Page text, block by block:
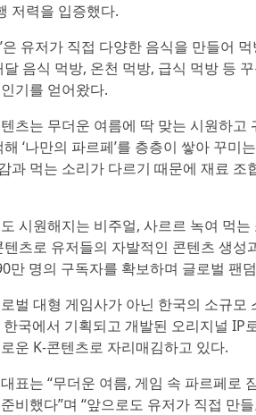
저력을 입증했다.
은 유저가 직접 다양한 음식을 만들어
음식 먹방, 온천 먹방, 급식 먹방 등
기를 얻어왔다.
츠는 무더운 여름에 딱 맞는 시원하
‘나만의 파르페’를 층층이 쌓아 꾸
과 먹는 소리가 다르기 때문에 재료
시원해지는 비주얼, 사르르 녹여 먹
츠로 유저들의 자발적인 콘텐츠 생
만 명의 구독자를 확보하며 글로벌 팬
벌 대형 게임사가 아닌 한국의 소규
한국에서 기획되고 개발된 오리지널
운 K-콘텐츠로 자리매김하고 있다.
표는 “무더운 여름, 게임 속 파르페로
비했다”며 “앞으로도 유저가 직접 만